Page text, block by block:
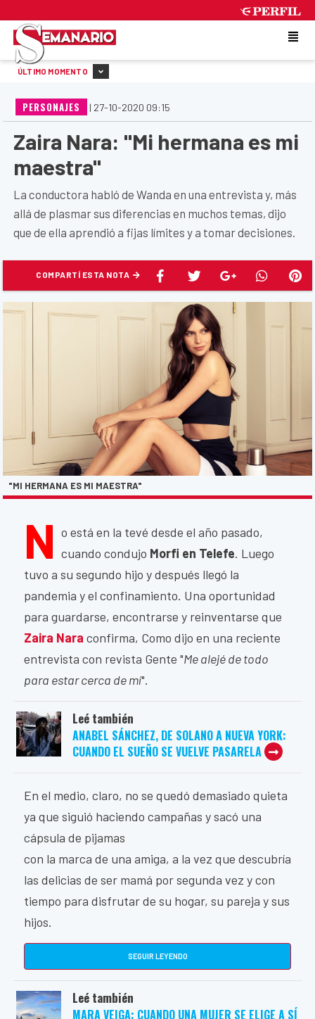
ÚLTIMO MOMENTO
PERSONAJES | 27-10-2020 09:15
Zaira Nara: "Mi hermana es mi
maestra"
La conductora habló de Wanda en una entrevista y, más
allá de plasmar sus diferencias en muchos temas, dijo
que de ella aprendió a fijas límites y a tomar decisiones.
COMPARTÍ ESTA NOTA
"MI HERMANA ES MI MAESTRA"
N o está en la tevé desde el año pasado,
cuando condujo Morfi en Telefe. Luego
tuvo a su segundo hijo y después llegó la
pandemia y el confinamiento. Una oportunidad
para guardarse, encontrarse y reinventarse que
Zaira Nara confirma, Como dijo en una reciente
entrevista con revista Gente "Me alejé de todo
para estar cerca de mí".
Leé también
ANABEL SÁNCHEZ, DE SOLANO A NUEVA YORK:
CUANDO EL SUEÑO SE VUELVE PASARELA
En el medio, claro, no se quedó demasiado quieta
ya que siguió haciendo campañas y sacó una
cápsula de pijamas
con la marca de una amiga, a la vez que descubría
las delicias de ser mamá por segunda vez y con
tiempo para disfrutar de su hogar, su pareja y sus
hijos.
SEGUIR LEYENDO
Leé también
MARA VEIGA: CUANDO UNA MUJER SE ELIGE A SÍ